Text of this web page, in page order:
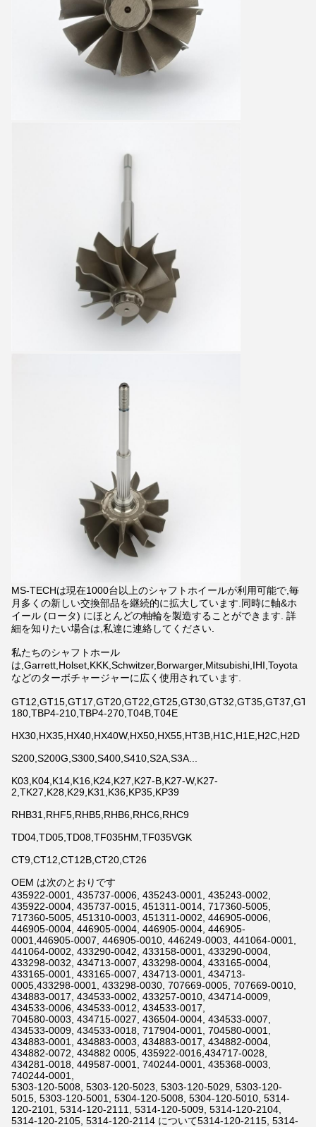
MS-TECHは現在1000台以上のシャフトホイールが利用可能で,毎
月多くの新しい交換部品を継続的に拡大しています.同時に軸&ホ
イール (ロータ) にほとんどの軸輪を製造することができます. 詳
細を知りたい場合は,私達に連絡してください.
私たちのシャフトホール
は,Garrett,Holset,KKK,Schwitzer,Borwarger,Mitsubishi,IHI,Toyota
などのターボチャージャーに広く使用されています.
180,TBP4-210,TBP4-270,T04B,T04E
HX30,HX35,HX40,HX40W,HX50,HX55,HT3B,H1C,H1E,H2C,H2D
S200,S200G,S300,S400,S410,S2A,S3A...
K03,K04,K14,K16,K24,K27,K27-B,K27-W,K27-
2,TK27,K28,K29,K31,K36,KP35,KP39
RHB31,RHF5,RHB5,RHB6,RHC6,RHC9
TD04,TD05,TD08,TF035HM,TF035VGK
CT9,CT12,CT12B,CT20,CT26
OEM は次のとおりです
435922-0001, 435737-0006, 435243-0001, 435243-0002,
435922-0004, 435737-0015, 451311-0014, 717360-5005,
717360-5005, 451310-0003, 451311-0002, 446905-0006,
446905-0004, 446905-0004, 446905-0004, 446905-
0001,446905-0007, 446905-0010, 446249-0003, 441064-0001,
441064-0002, 433290-0042, 433158-0001, 433290-0004,
433298-0032, 434713-0007, 433298-0004, 433165-0004,
433165-0001, 433165-0007, 434713-0001, 434713-
0005,433298-0001, 433298-0030, 707669-0005, 707669-0010,
434883-0017, 434533-0002, 433257-0010, 434714-0009,
434533-0006, 434533-0012, 434533-0017,
704580-0003, 434715-0027, 436504-0004, 434533-0007,
434533-0009, 434533-0018, 717904-0001, 704580-0001,
434883-0001, 434883-0003, 434883-0017, 434882-0004,
434882-0072, 434882 0005, 435922-0016,434717-0028,
434281-0018, 449587-0001, 740244-0001, 435368-0003,
740244-0001,
5303-120-5008, 5303-120-5023, 5303-120-5029, 5303-120-
5015, 5303-120-5001, 5304-120-5008, 5304-120-5010, 5314-
120-2101, 5314-120-2111, 5314-120-5009, 5314-120-2104,
5314-120-2105, 5314-120-2114 について5314-120-2115, 5314-